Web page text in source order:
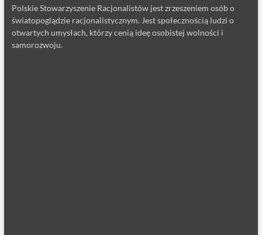
Polskie Stowarzyszenie Racjonalistów jest zrzeszeniem osób o
światopoglądzie racjonalistycznym. Jest społecznością ludzi o
otwartych umysłach, którzy cenią ideę osobistej wolności i
samorozwoju.